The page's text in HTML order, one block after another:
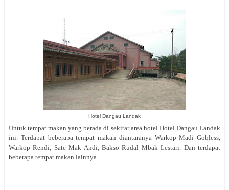
Hotel Dangau Landak
Untuk tempat makan yang berada di sekitar area hotel Hotel Dangau Landak
ini. Terdapat beberapa tempat makan diantaranya Warkop Madi Gobless,
Warkop Rendi, Sate Mak Andi, Bakso Rudal Mbak Lestari. Dan terdapat
beberapa tempat makan lainnya.